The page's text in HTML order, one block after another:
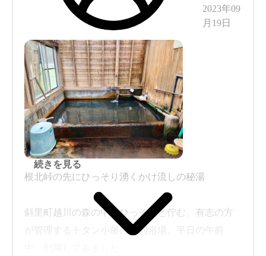
2023年09
月19日
根北峠の先にひっそり湧くかけ流しの秘湯
斜里町越川の森の中にひっそりと佇む、有志の方
が管理するトタン小屋の共同浴場。平日の午前
続きを見る